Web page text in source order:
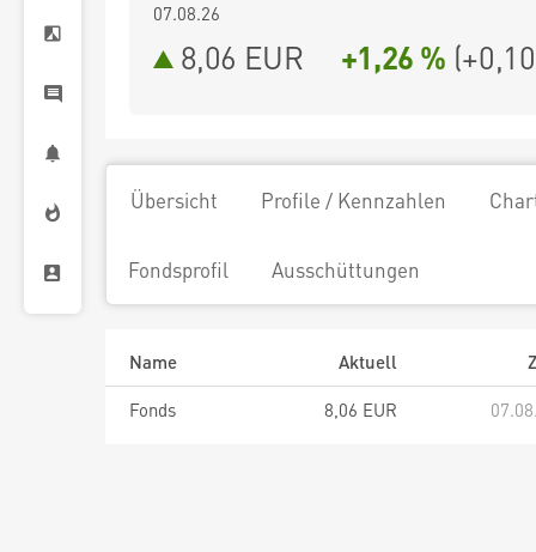
07.08.26
8,06 EUR +1,26 % (+0,10
Übersicht Profile / Kennzahlen
Fondsprofil Ausschüttungen
Name Aktuell
Fonds
8,06 EUR